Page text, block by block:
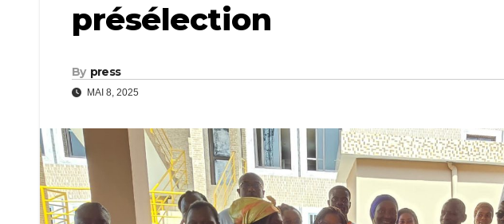
présélection
By press
MAI 8, 2025